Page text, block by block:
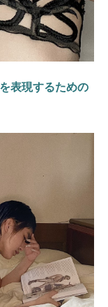
表現するための